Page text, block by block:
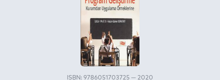
ISBN: 9786051703725 — 2020